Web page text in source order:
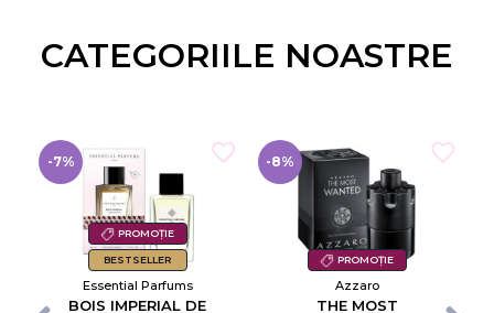
CATEGORIILE NOASTRE​
PROMOȚIE
BESTSELLER
-7%
Essential Parfums
BOIS IMPERIAL DE
PROMOȚIE
-8%
Azzaro
THE MOST